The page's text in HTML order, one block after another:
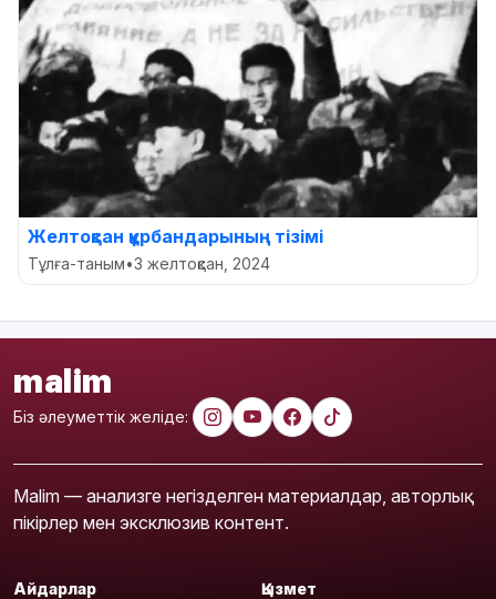
Желтоқсан құрбандарының тізімі
Тұлға-таным•3 желтоқсан, 2024
malim
Біз әлеуметтік желіде:
Malim — анализге негізделген материалдар, авторлық
пікірлер мен эксклюзив контент.
Айдарлар Қызмет